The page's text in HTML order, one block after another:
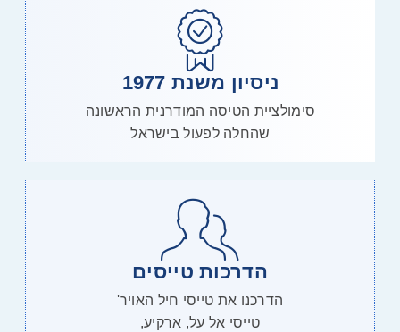
ניסיון משנת 1977
סימולציית הטיסה המודרנית הראשונה
שהחלה לפעול בישראל
הדרכות טייסים
הדרכנו את טייסי חיל האויר'
טייסי אל על, ארקיע,